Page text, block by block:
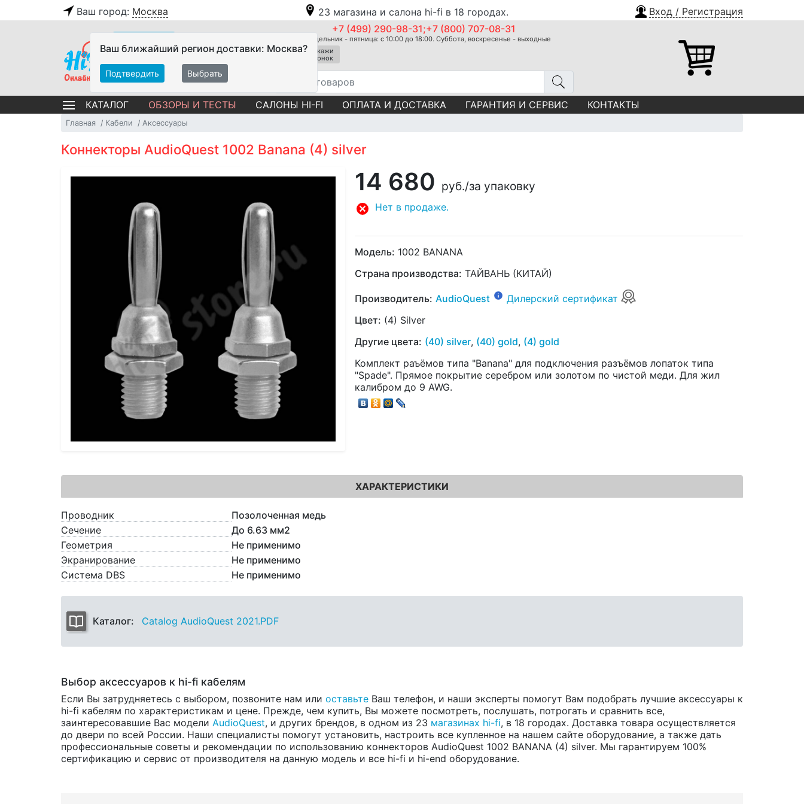
Ваш город: Москва 23 магазина и салона hi-fi в 18 городах. Вход / Регистрация
Ваш ближайший регион доставки: Москва?
Подтвердить Выбрать
+7 (499) 290-98-31;+7 (800) 707-08-31
Понедельник - пятница: с 10:00 до 18:00. Суббота, воскресенье - выходные
Закажи
звонок
КАТАЛОГ ОБЗОРЫ И ТЕСТЫ САЛОНЫ HI-FI ОПЛАТА И ДОСТАВКА ГАРАНТИЯ И СЕРВИС КОНТАКТЫ
Главная Кабели Аксессуары
Коннекторы AudioQuest 1002 Banana (4) silver
14 680 руб./за упаковку
Нет в продаже.
Модель: 1002 BANANA
Страна производства: ТАЙВАНЬ (КИТАЙ)
Производитель: AudioQuest
Дилерский сертификат
Цвет: (4) Silver
Другие цвета: (40) silver, (40) gold, (4) gold
Комплект раъёмов типа "Banana" для подключения разъёмов лопаток типа
"Spade". Прямое покрытие серебром или золотом по чистой меди. Для жил
калибром до 9 AWG.
ХАРАКТЕРИСТИКИ
Проводник
Позолоченная медь
Сечение
До 6.63 мм2
Геометрия
Не применимо
Экранирование
Не применимо
Система DBS
Не применимо
Каталог: Catalog AudioQuest 2021.PDF
Выбор аксессуаров к hi-fi кабелям
Если Вы затрудняетесь с выбором, позвоните нам или оставьте Ваш телефон, и наши эксперты помогут Вам подобрать лучшие аксессуары к
hi-fi кабелям по характеристикам и цене. Прежде, чем купить, Вы можете посмотреть, послушать, потрогать и сравнить все,
заинтересовавшие Вас модели AudioQuest, и других брендов, в одном из 23 магазинах hi-fi, в 18 городах. Доставка товара осуществляется
до двери по всей России. Наши специалисты помогут установить, настроить все купленное на нашем сайте оборудование, а также дать
профессиональные советы и рекомендации по использованию коннекторов AudioQuest 1002 BANANA (4) silver. Мы гарантируем 100%
сертификацию и сервис от производителя на данную модель и все hi-fi и hi-end оборудование.